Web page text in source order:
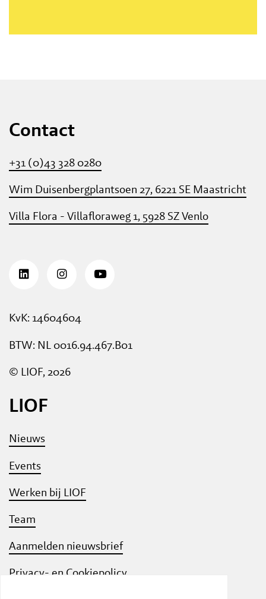
Contact
+31 (0)43 328 0280
Wim Duisenbergplantsoen 27, 6221 SE Maastricht
Villa Flora - Villafloraweg 1, 5928 SZ Venlo
KvK: 14604604
BTW: NL 0016.94.467.B01
© LIOF, 2026
LIOF
Nieuws
Events
Werken bij LIOF
Team
Aanmelden nieuwsbrief
Privacy- en Cookiepolicy